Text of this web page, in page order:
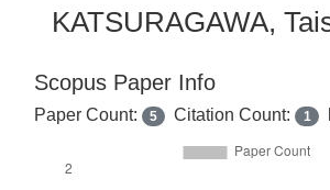
KATSURAGAWA,
Scopus Paper Info
Paper Count: 5 Citation Count: 1